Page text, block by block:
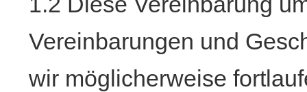
Vereinbarungen und
wir möglicherweise